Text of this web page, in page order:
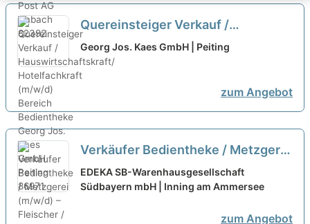
Quereinsteiger Verkauf /
Hauswirtschaftskraft/
Hotelfachkraft (m/w/d) Bereich
Bedientheke
Georg Jos. Kaes GmbH | Peiting
zum Angebot
Verkäufer Bedientheke / Metzgerei
(m/w/d) – Fleischer / Koch /
Quereinsteiger neu
EDEKA SB-Warenhausgesellschaft
Südbayern mbH | Inning am Ammersee
zum Angebot